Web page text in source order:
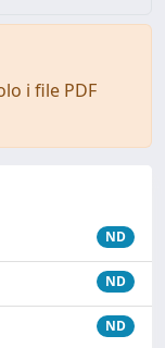
i file PDF
ND
ND
ND